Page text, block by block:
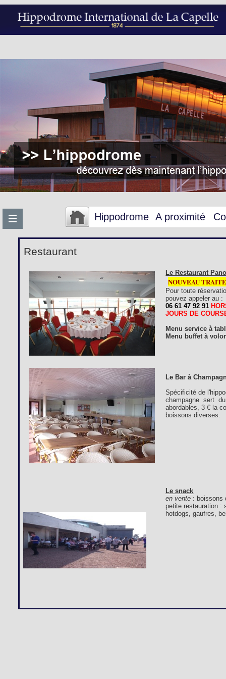
Hippodrome A proximité
Restaurant
Le Restaurant
NOUVEAU
Pour toute
pouvez appeler au :
06 61 47 92 91
JOURS DE
Menu service à
Menu buffet à
Le Bar à
Spécificité de
champagne sert
abordables, 3 € la
boissons diverses.
Le snack
en vente : boissons
petite restauration :
hotdogs, gaufres,